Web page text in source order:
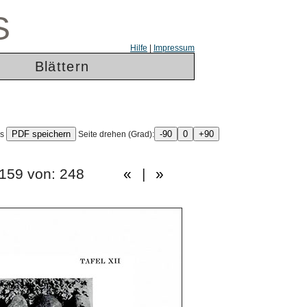
Hilfe Impressum
Blättern
Seite drehen (Grad):
159 von: 248 « | »